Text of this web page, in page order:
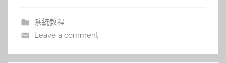
系統教程
Leave a comment